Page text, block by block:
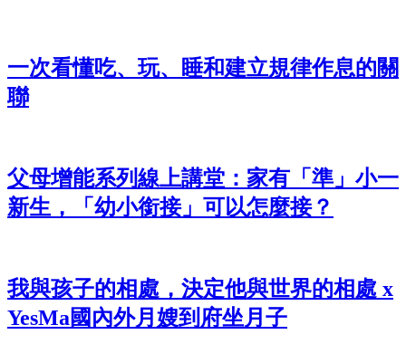
一次看懂吃、玩、睡和建立規律作息的關
聯
父母增能系列線上講堂：家有「準」小一
新生，「幼小銜接」可以怎麼接？
我與孩子的相處，決定他與世界的相處 x
YesMa國內外月嫂到府坐月子